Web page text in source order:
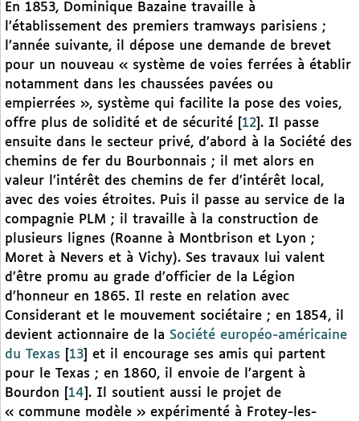
En 1853, Dominique Bazaine travaille à
l’établissement des premiers tramways parisiens ;
l’année suivante, il dépose une demande de brevet
pour un nouveau « système de voies ferrées à établir
notamment dans les chaussées pavées ou
empierrées », système qui facilite la pose des voies,
offre plus de solidité et de sécurité
12 . Il passe
ensuite dans le secteur privé, d’abord à la Société des
chemins de fer du Bourbonnais ; il met alors en
valeur l’intérêt des chemins de fer d’intérêt local,
avec des voies étroites. Puis il passe au service de la
compagnie PLM ; il travaille à la construction de
plusieurs lignes (Roanne à Montbrison et Lyon ;
Moret à Nevers et à Vichy). Ses travaux lui valent
d’être promu au grade d’officier de la Légion
d’honneur en 1865. Il reste en relation avec
Considerant et le mouvement sociétaire ; en 1854, il
devient actionnaire de la Société européo-américaine
du Texas
13
et il encourage ses amis qui partent
pour le Texas ; en 1860, il envoie de l’argent à
Bourdon
14 . Il soutient aussi le projet de
« commune modèle » expérimenté à Frotey-les-